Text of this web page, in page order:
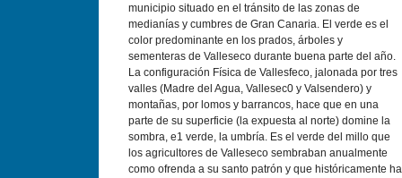
municipio situado en el tránsito de las zonas de
medianías y cumbres de Gran Canaria. El verde es el
color predominante en los prados, árboles y
sementeras de Valleseco durante buena parte del año.
La configuración Física de Vallesfeco, jalonada por tres
valles (Madre del Agua, Vallesec0 y Valsendero) y
montañas, por lomos y barrancos, hace que en una
parte de su superficie (la expuesta al norte) domine la
sombra, e1 verde, la umbría. Es el verde del millo que
los agricultores de Valleseco sembraban anualmente
como ofrenda a su santo patrón y que históricamente ha